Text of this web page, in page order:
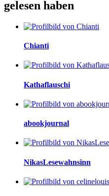
gelesen haben
Chianti
Kathaflauschi
abookjournal
NikasLesewahnsinn